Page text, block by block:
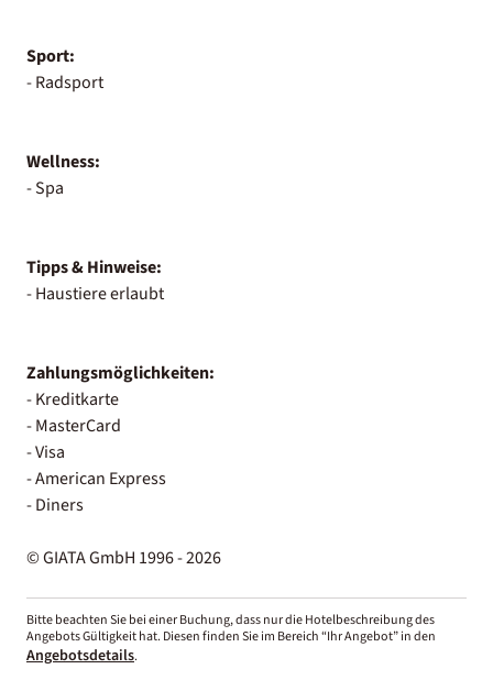
Sport:
- Radsport
Wellness:
- Spa
Tipps & Hinweise:
- Haustiere erlaubt
Zahlungsmöglichkeiten:
- Kreditkarte
- MasterCard
- Visa
- American Express
- Diners
© GIATA GmbH 1996 - 2026
Bitte beachten Sie bei einer Buchung, dass nur die Hotelbeschreibung des
Angebots Gültigkeit hat. Diesen finden Sie im Bereich “Ihr Angebot” in den
Angebotsdetails.